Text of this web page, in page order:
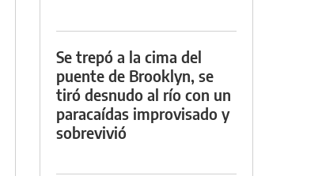
Se trepó a la cima del
puente de Brooklyn, se
tiró desnudo al río con un
paracaídas improvisado y
sobrevivió